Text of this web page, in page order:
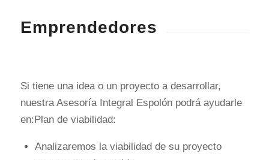
Emprendedores
Si tiene una idea o un proyecto a desarrollar,
nuestra Asesoría Integral Espolón podrá ayudarle
en:Plan de viabilidad:
Analizaremos la viabilidad de su proyecto